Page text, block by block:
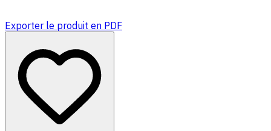
Exporter le produit en PDF